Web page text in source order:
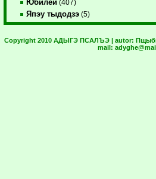
Юбилей (407)
Япэу тыдодзэ (5)
Copyright 2010 АДЫГЭ ПСАЛЪЭ | autor:
mail: